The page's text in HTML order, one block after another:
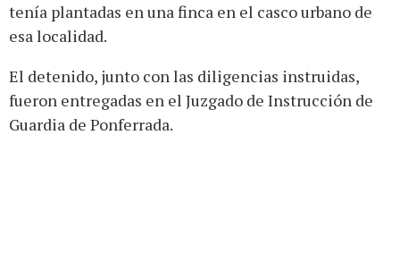
tenía plantadas en una finca en el casco urbano de
esa localidad.
El detenido, junto con las diligencias instruidas,
fueron entregadas en el Juzgado de Instrucción de
Guardia de Ponferrada.